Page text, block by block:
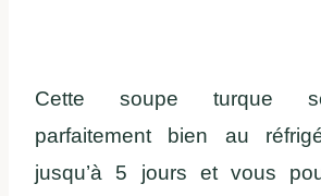
Cette soupe turque
parfaitement bien au
jusqu’à 5 jours et vous